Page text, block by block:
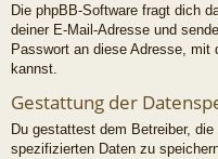
Die phpBB-Software fragt dich
deiner E-Mail-Adresse und
Passwort an diese Adresse, mit
kannst.
Gestattung der
Du gestattest dem Betreiber,
spezifizierten Daten zu